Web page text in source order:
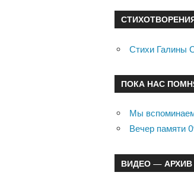
Стихи Галины
ПОКА НАС
Мы
Вечер памяти
ВИДЕО — АРХИВ